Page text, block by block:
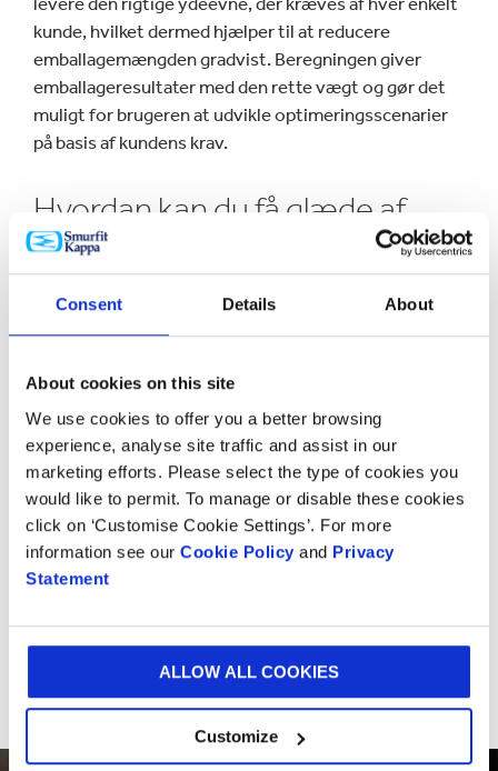
Consent Details About
About cookies on this site
We use cookies to offer you a better browsing
experience, analyse site traffic and assist in our
marketing efforts. Please select the type of cookies you
would like to permit. To manage or disable these cookies
click on ‘Customise Cookie Settings’. For more
information see our Cookie Policy and Privacy
Statement
ALLOW ALL COOKIES
Customize
kunde, hvilket dermed hjælper til at reducere
emballagemængden gradvist. Beregningen giver
emballageresultater med den rette vægt og gør det
muligt for brugeren at udvikle optimeringsscenarier
på basis af kundens krav.
Hvordan kan du få glæde af
det?
Ved at analysere og benchmarke dine emballagekrav
med over 100.000 andre reduceres risikoen for
Vil du vide mere?
Hvad enten det er et besøg på et af voresExperience
Centresfor at få inspiration eller en kort snak med
vores eksperter, så vil vi meget gerne høre fra dig.